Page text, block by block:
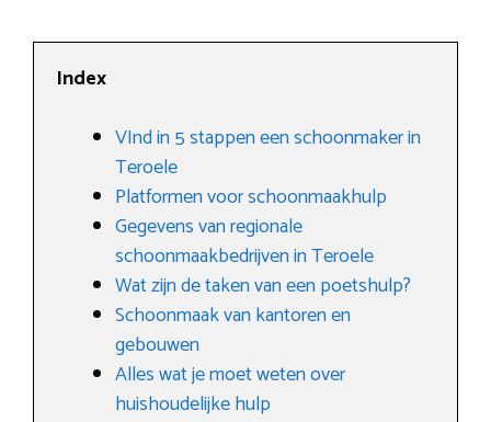
Index
VInd in 5 stappen een schoonmaker in
Teroele
Platformen voor schoonmaakhulp
Gegevens van regionale
schoonmaakbedrijven in Teroele
Wat zijn de taken van een poetshulp?
Schoonmaak van kantoren en
gebouwen
Alles wat je moet weten over
huishoudelijke hulp